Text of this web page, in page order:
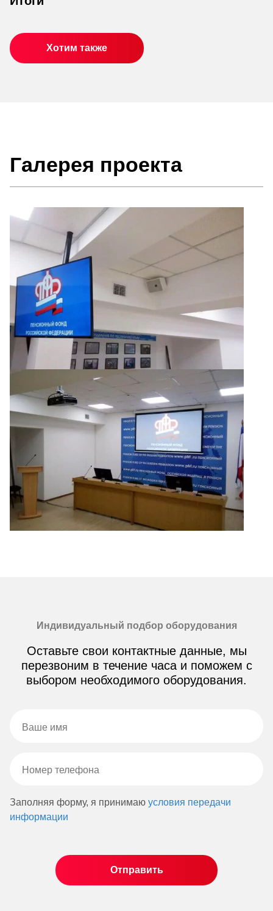
Хотим также
Галерея проекта
Индивидуальный подбор оборудования
Оставьте свои контактные данные, мы
перезвоним в течение часа и поможем с
выбором необходимого оборудования.
Заполняя форму, я принимаю условия передачи
информации